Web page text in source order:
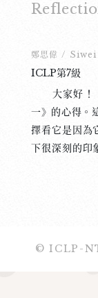
鄭思偉 /
ICLP第7級
大家好！
一》的心得。
擇看它是因為
下很深刻的印
旋律的進出
並引導情緒
© ICLP-